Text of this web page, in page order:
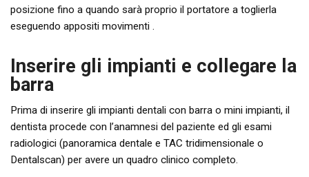
posizione fino a quando sarà proprio il portatore a toglierla
eseguendo appositi movimenti .
Inserire gli impianti e collegare la
barra
Prima di inserire gli impianti dentali con barra o mini impianti, il
dentista procede con l’anamnesi del paziente ed gli esami
radiologici (panoramica dentale e TAC tridimensionale o
Dentalscan) per avere un quadro clinico completo.